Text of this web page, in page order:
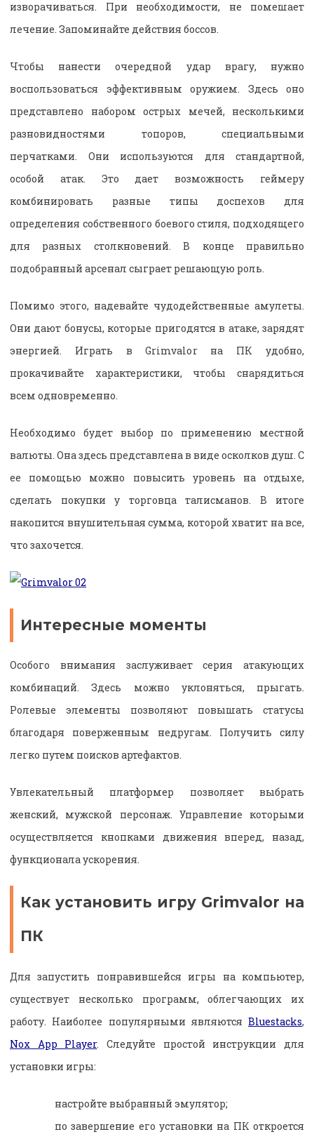
изворачиваться. При необходимости, не помешает
лечение. Запоминайте действия боссов.
Чтобы нанести очередной удар врагу, нужно
воспользоваться эффективным оружием. Здесь оно
представлено набором острых мечей, несколькими
разновидностями топоров, специальными
перчатками. Они используются для стандартной,
особой атак. Это дает возможность геймеру
комбинировать разные типы доспехов для
определения собственного боевого стиля, подходящего
для разных столкновений. В конце правильно
подобранный арсенал сыграет решающую роль.
Помимо этого, надевайте чудодейственные амулеты.
Они дают бонусы, которые пригодятся в атаке, зарядят
энергией. Играть в Grimvalor на ПК удобно,
прокачивайте характеристики, чтобы снарядиться
всем одновременно.
Необходимо будет выбор по применению местной
валюты. Она здесь представлена в виде осколков душ. С
ее помощью можно повысить уровень на отдыхе,
сделать покупки у торговца талисманов. В итоге
накопится внушительная сумма, которой хватит на все,
что захочется.
Интересные моменты
Особого внимания заслуживает серия атакующих
комбинаций. Здесь можно уклоняться, прыгать.
Ролевые элементы позволяют повышать статусы
благодаря поверженным недругам. Получить силу
легко путем поисков артефактов.
Увлекательный платформер позволяет выбрать
женский, мужской персонаж. Управление которыми
осуществляется кнопками движения вперед, назад,
функционала ускорения.
Как установить игру Grimvalor на
ПК
Для запустить понравившейся игры на компьютер,
существует несколько программ, облегчающих их
работу. Наиболее популярными являются Bluestacks,
Nox App Player. Следуйте простой инструкции для
установки игры:
настройте выбранный эмулятор;
по завершение его установки на ПК откроется